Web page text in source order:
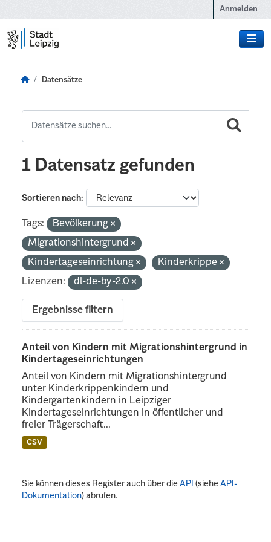
Anmelden
Datensätze
1 Datensatz gefunden
Sortieren nach
Tags:
Bevölkerung
Migrationshintergrund
Kindertageseinrichtung
Kinderkrippe
Lizenzen:
dl-de-by-2.0
Ergebnisse filtern
Anteil von Kindern mit Migrationshintergrund in
Kindertageseinrichtungen
Anteil von Kindern mit Migrationshintergrund
unter Kinderkrippenkindern und
Kindergartenkindern in Leipziger
Kindertageseinrichtungen in öffentlicher und
freier Trägerschaft...
CSV
Sie können dieses Register auch über dieAPI (sieheAPI-
Dokumentation) abrufen.